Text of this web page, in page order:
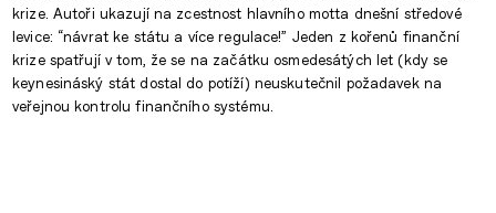
krize. Autoři ukazují na zcestnost hlavního motta dnešní středové
levice: “návrat ke státu a více regulace!” Jeden z kořenů finanční
krize spatřují v tom, že se na začátku osmedesátých let (kdy se
keynesináský stát dostal do potíží) neuskutečnil požadavek na
veřejnou kontrolu finančního systému.